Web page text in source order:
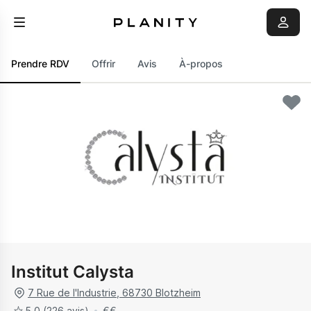
Prendre RDV Offrir Avis À-propos
Institut Calysta
7 Rue de l'Industrie 68730 Blotzheim